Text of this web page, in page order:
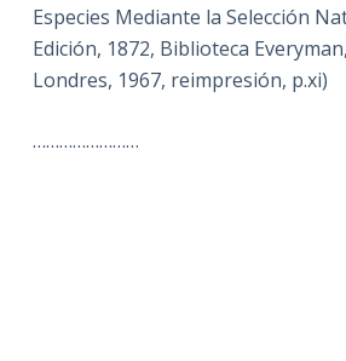
Especies Mediante la Selección
Edición, 1872, Biblioteca
Londres, 1967, reimpresión, p.xi)
……………………